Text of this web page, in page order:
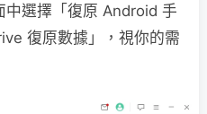
中選擇「復原 Android 手
復原數據」，視你的需